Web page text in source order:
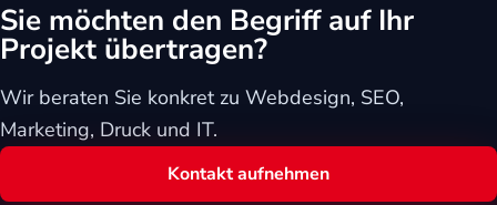
Sie möchten den Begriff auf Ihr
Projekt übertragen?
Wir beraten Sie konkret zu Webdesign, SEO,
Marketing, Druck und IT.
Kontakt aufnehmen